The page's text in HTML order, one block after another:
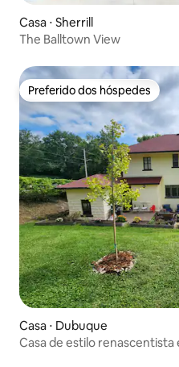
Casa ⋅ Sherrill
The Balltown View
Preferido dos hóspedes
Preferido dos hóspedes
Casa ⋅ Dubuque
Casa de estilo renascentista